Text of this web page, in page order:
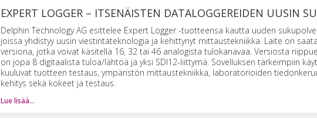
EXPERT LOGGER – ITSENÄISTEN DATALOGGEREIDEN UUSIN
Delphin Technology AG esittelee Expert Logger -tuotteensa kautta uuden
joissa yhdistyy uusin viestintäteknologia ja kehittynyt mittaustekniikka. Laite on
versiona, jotka voivat käsitellä 16, 32 tai 46 analogista tulokanavaa. Versiosta
on jopa 8 digitaalista tuloa/lähtöä ja yksi SDI12-liittymä. Sovelluksen tärkeimpiin
kuuluvat tuotteen testaus, ympäristön mittaustekniikka, laboratorioiden
kehitys sekä kokeet ja testaus.
Lue lisää…